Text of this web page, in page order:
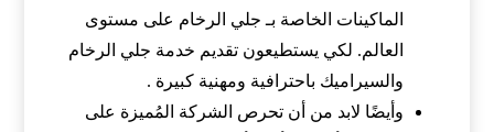
الماكينات الخاصة بـ جلي الرخام على مستوى
العالم. لكي يستطيعون تقديم خدمة جلي الرخام
والسيراميك باحترافية ومهنية كبيرة .
وأيضًا لابد من أن تحرص الشركة المُميزة على